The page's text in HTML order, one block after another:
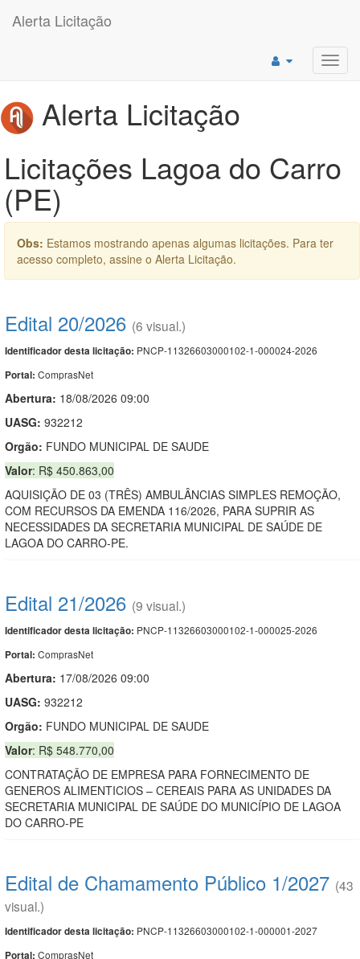
Alerta Licitação
Alerta Licitação
Licitações Lagoa do Carro
(PE)
Obs: Estamos mostrando apenas algumas licitações. Para ter
acesso completo, assine o Alerta Licitação.
Edital 20/2026 (6 visual.)
Identificador desta licitação: PNCP-11326603000102-1-000024-2026
Portal: ComprasNet
Abertura: 18/08/2026 09:00
UASG: 932212
Orgão: FUNDO MUNICIPAL DE SAUDE
Valor: R$ 450.863,00
AQUISIÇÃO DE 03 (TRÊS) AMBULÂNCIAS SIMPLES REMOÇÃO,
COM RECURSOS DA EMENDA 116/2026, PARA SUPRIR AS
NECESSIDADES DA SECRETARIA MUNICIPAL DE SAÚDE DE
LAGOA DO CARRO-PE.
Edital 21/2026 (9 visual.)
Identificador desta licitação: PNCP-11326603000102-1-000025-2026
Portal: ComprasNet
Abertura: 17/08/2026 09:00
UASG: 932212
Orgão: FUNDO MUNICIPAL DE SAUDE
Valor: R$ 548.770,00
CONTRATAÇÃO DE EMPRESA PARA FORNECIMENTO DE
GENEROS ALIMENTICIOS – CEREAIS PARA AS UNIDADES DA
SECRETARIA MUNICIPAL DE SAÚDE DO MUNICÍPIO DE LAGOA
DO CARRO-PE
Edital de Chamamento Público 1/2027 (43
visual.)
Identificador desta licitação: PNCP-11326603000102-1-000001-2027
Portal: ComprasNet